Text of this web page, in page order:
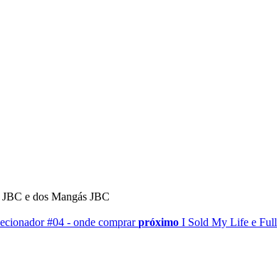
e dos Mangás JBC
#04 - onde comprar próximo I Sold My Life e